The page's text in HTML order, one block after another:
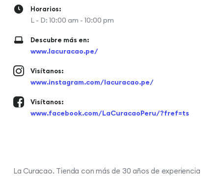
Horarios:
L - D: 10:00 am - 10:00 pm
Descubre más en:
www.lacuracao.pe/
Visítanos:
www.instagram.com/lacuracao.pe/
Visítanos:
www.facebook.com/LaCuracaoPeru/?fref=ts
La Curacao. Tienda con más de 30 años de experiencia